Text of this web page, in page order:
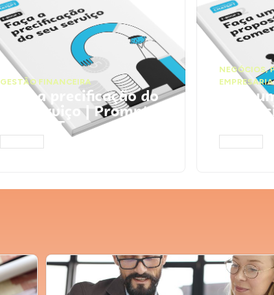
GESTÃO FINANCEIRA
Faça a precificação do
seu serviço | Prompts
ChatGPT
NEGÓCIOS,
Faça